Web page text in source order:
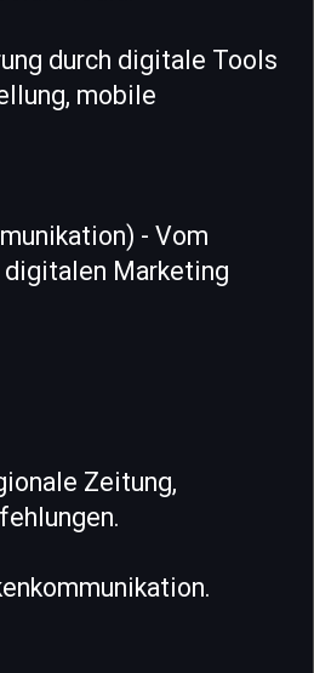
durch digitale Tools
mobile
- Vom
digitalen Marketing
Zeitung,